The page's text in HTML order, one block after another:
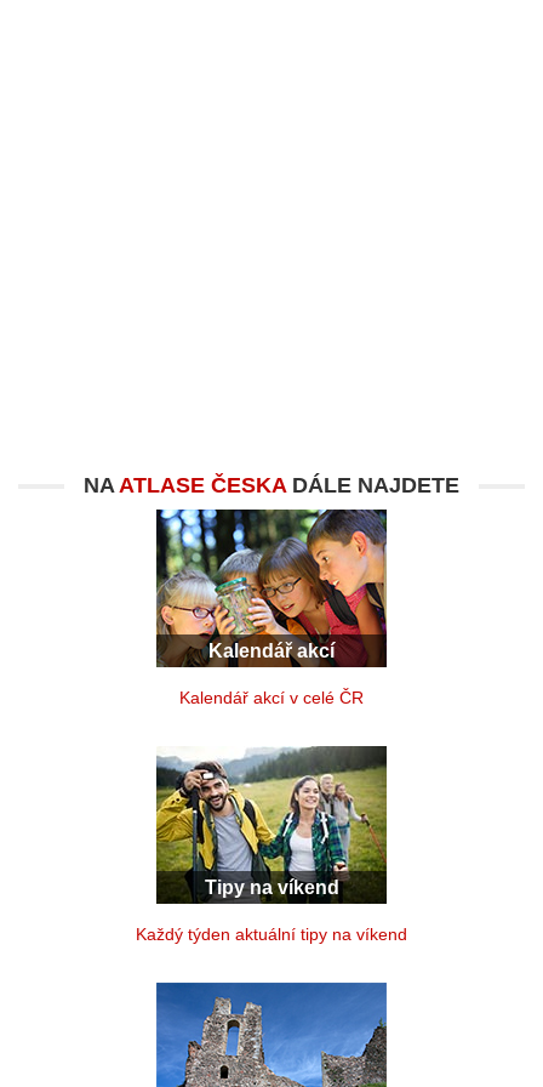
NAATLASE ČESKADÁLE NAJDETE
Kalendář akcí
Kalendář akcí v celé ČR
Tipy na víkend
Každý týden aktuální tipy na víkend